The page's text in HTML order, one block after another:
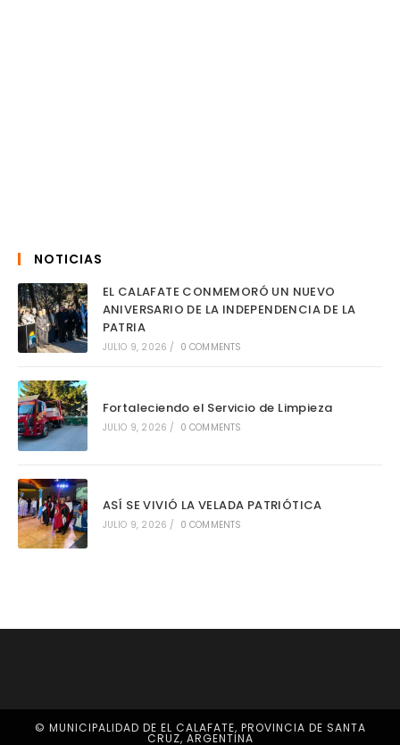
NOTICIAS
EL CALAFATE CONMEMORÓ UN NUEVO
ANIVERSARIO DE LA INDEPENDENCIA DE LA
PATRIA
JULIO 9, 2026 / 0 COMMENTS
Fortaleciendo el Servicio de Limpieza
JULIO 9, 2026 / 0 COMMENTS
ASÍ SE VIVIÓ LA VELADA PATRIÓTICA
JULIO 9, 2026 / 0 COMMENTS
© MUNICIPALIDAD DE EL CALAFATE, PROVINCIA DE SANTA
CRUZ, ARGENTINA